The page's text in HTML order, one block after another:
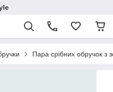
Пара срібних обручок з